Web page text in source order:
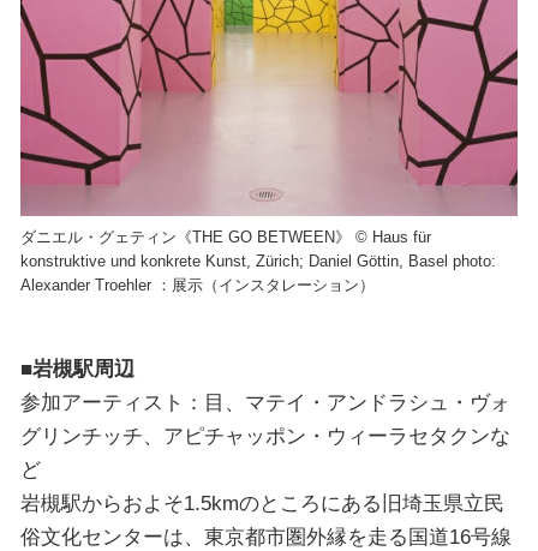
ダニエル・グェティン《THE GO BETWEEN》 © Haus für
konstruktive und konkrete Kunst, Zürich; Daniel Göttin, Basel photo:
Alexander Troehler ：展示（インスタレーション）
■岩槻駅周辺
参加アーティスト：目、マテイ・アンドラシュ・ヴォ
グリンチッチ、アピチャッポン・ウィーラセタクンな
ど
岩槻駅からおよそ1.5kmのところにある旧埼玉県立民
俗文化センターは、東京都市圏外縁を走る国道16号線